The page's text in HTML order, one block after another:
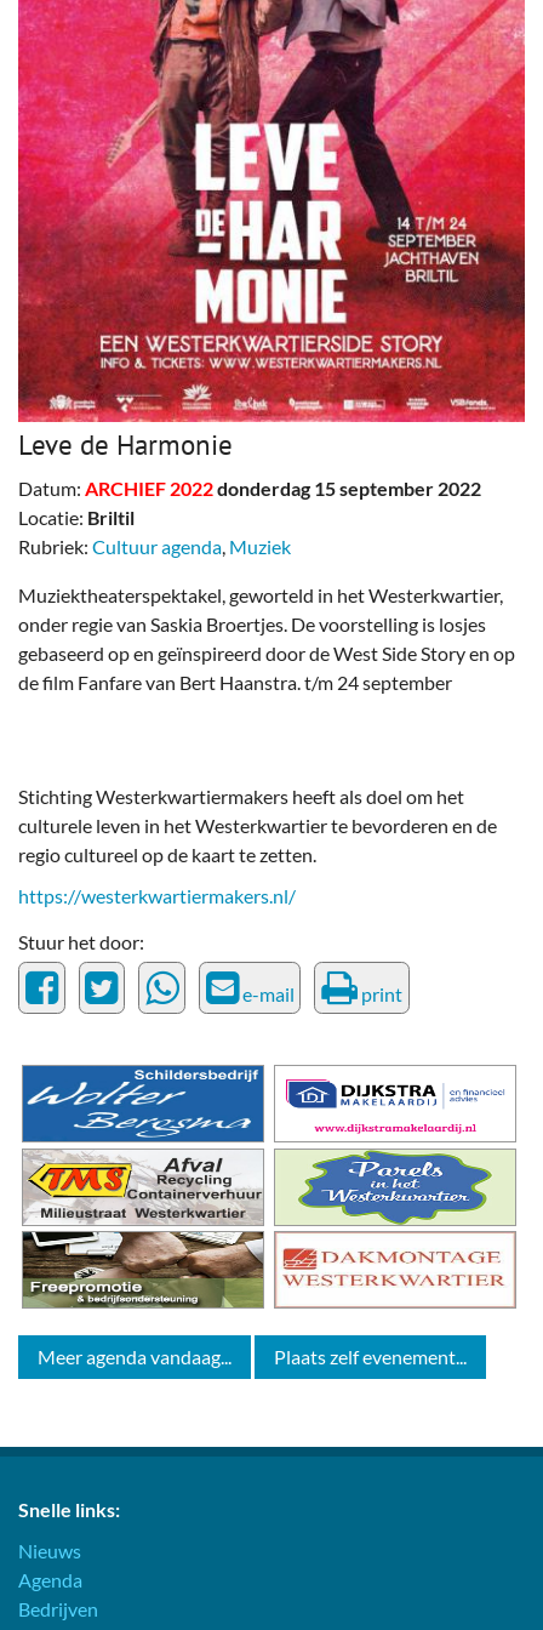
Leve de Harmonie
Datum: ARCHIEF 2022donderdag 15 september 2022
Locatie: Briltil
Rubriek: Cultuur agenda, Muziek
Muziektheaterspektakel, geworteld in het Westerkwartier,
onder regie van Saskia Broertjes. De voorstelling is losjes
gebaseerd op en geïnspireerd door de West Side Story en op
de film Fanfare van Bert Haanstra. t/m 24 september
Stichting Westerkwartiermakers heeft als doel om het
culturele leven in het Westerkwartier te bevorderen en de
regio cultureel op de kaart te zetten.
https://westerkwartiermakers.nl/
Stuur het door:
e-mail print
Meer agenda vandaag... Plaats zelf evenement...
Snelle links:
Nieuws
Agenda
Bedrijven